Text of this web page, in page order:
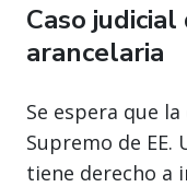
Caso
arancelaria
Se espera que
Supremo de
tiene derecho a